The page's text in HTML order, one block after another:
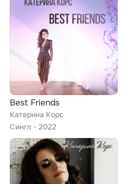
Best Friends
Катерина Корс
Сингл
2022